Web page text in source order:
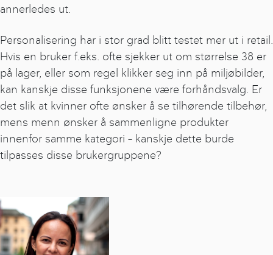
annerledes ut.
Personalisering har i stor grad blitt testet mer ut i retail.
Hvis en bruker f.eks. ofte sjekker ut om størrelse 38 er
på lager, eller som regel klikker seg inn på miljøbilder,
kan kanskje disse funksjonene være forhåndsvalg. Er
det slik at kvinner ofte ønsker å se tilhørende tilbehør,
mens menn ønsker å sammenligne produkter
innenfor samme kategori – kanskje dette burde
tilpasses disse brukergruppene?